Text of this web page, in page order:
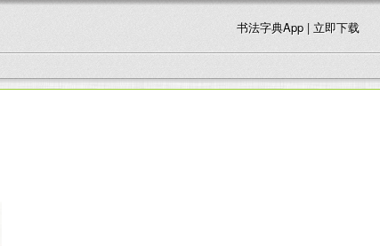
书法字典App | 立即下载